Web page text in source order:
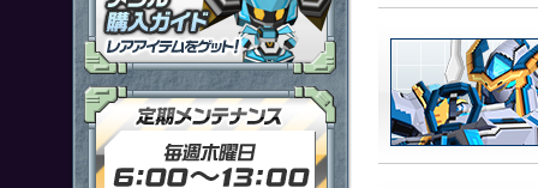
定期メンテナンス 毎週木曜